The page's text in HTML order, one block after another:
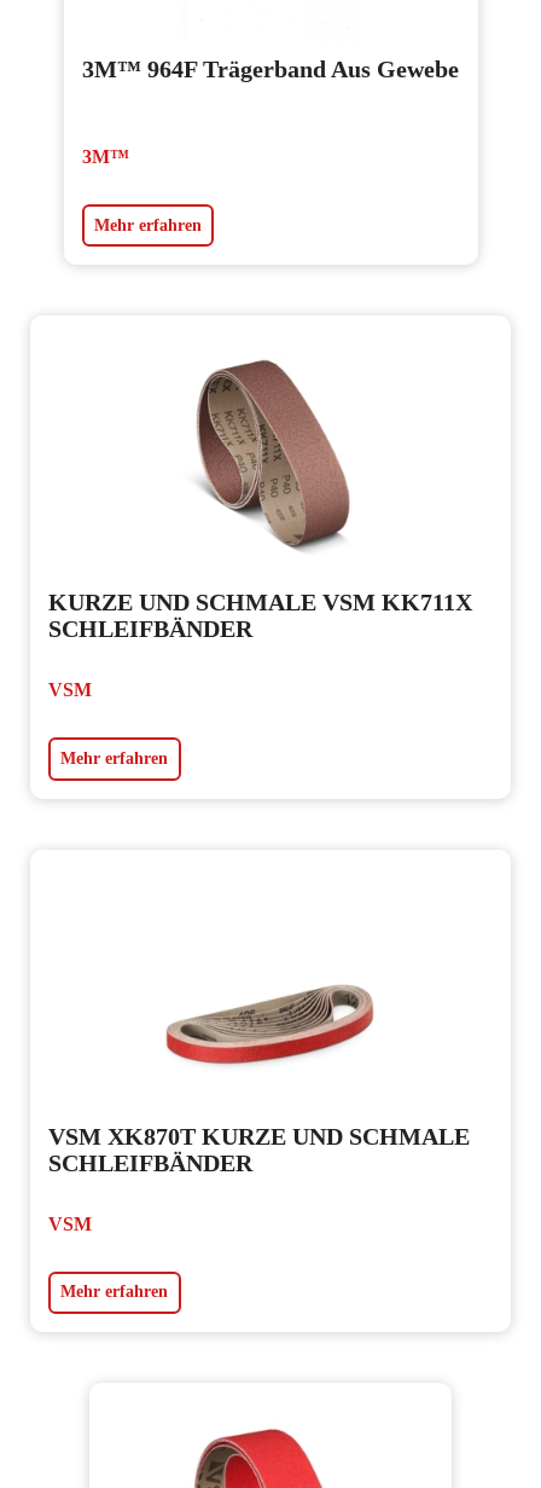
3M™ 964F Trägerband Aus Gewebe
3M™
Mehr erfahren
KURZE UND SCHMALE VSM KK711X
SCHLEIFBÄNDER
VSM
Mehr erfahren
VSM XK870T KURZE UND SCHMALE
SCHLEIFBÄNDER
VSM
Mehr erfahren